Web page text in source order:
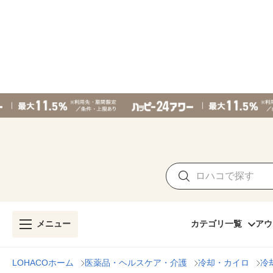
メニュー カテゴリ一覧 ア
LOHACOホーム 医薬品・ヘルスケア・介護 冷却・カイロ 冷